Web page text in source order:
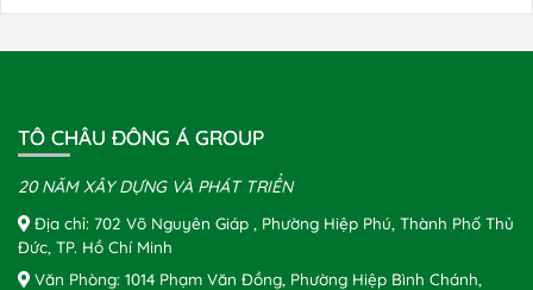
TÔ CHÂU ĐÔNG Á GROUP
20 NĂM XÂY DỰNG VÀ PHÁT TRIỂN
Địa chỉ: 702 Võ Nguyên Giáp , Phường Hiệp Phú, Thành Phố Thủ
Đức, TP. Hồ Chí Minh
Văn Phòng: 1014 Phạm Văn Đồng, Phường Hiệp Bình Chánh,